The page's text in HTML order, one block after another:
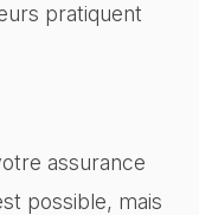
pratiquent
assurance
possible, mais